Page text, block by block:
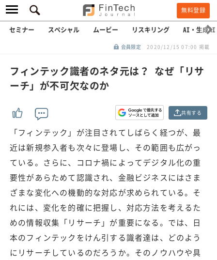
無料登録
セミナー スペシャル ムービー リスキリング AI・生成AI
会員限定 2020/12/15 07:00 掲載
フィンテック識者のネタ元は？ なぜ「リサ
ーチ」が不可欠なのか
共有する
「フィンテック」が注目されてしばらく経つが、最
近は新規参入者も次々に登場し、その範囲も広がっ
ている。さらに、コロナ禍によってデジタル化の重
要性があらためて認識され、金融ビジネスにはさま
ざまな変化への機動的な対応が求められている。そ
れには、変化を的確に把握し、対応方法を考えるた
めの情報収集「リサーチ」が重要になる。では、日
本のフィンテックをけん引する識者達は、どのよう
にリサーチしているのだろうか。そのノウハウや具